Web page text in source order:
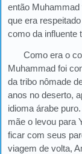
então Muhammad
que era
como da influente
Como era o
Muhammad foi
da tribo nômade
anos no deserto,
idioma árabe
mãe o levou para
ficar com seus
viagem de volta,